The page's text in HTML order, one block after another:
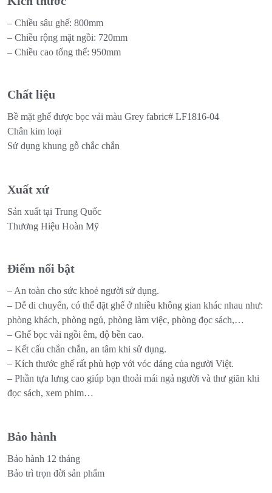
– Chiều sâu ghế: 800mm
– Chiều rộng mặt ngồi: 720mm
– Chiều cao tổng thể: 950mm
Chất liệu
Bề mặt ghế được bọc vải màu Grey fabric# LF1816-04
Chân kim loại
Sử dụng khung gỗ chắc chắn
Xuất xứ
Sản xuất tại Trung Quốc
Thương Hiệu Hoàn Mỹ
Điểm nổi bật
– An toàn cho sức khoẻ người sử dụng.
– Dễ di chuyển, có thể đặt ghế ở nhiều không gian khác nhau như:
phòng khách, phòng ngủ, phòng làm việc, phòng đọc sách,…
– Ghế bọc vải ngồi êm, độ bền cao.
– Kết cấu chắn chắn, an tâm khi sử dụng.
– Kích thước ghế rất phù hợp với vóc dáng của người Việt.
– Phần tựa lưng cao giúp bạn thoải mái ngả người và thư giãn khi
đọc sách, xem phim…
Bảo hành
Bảo hành 12 tháng
Bảo trì trọn đời sản phẩm